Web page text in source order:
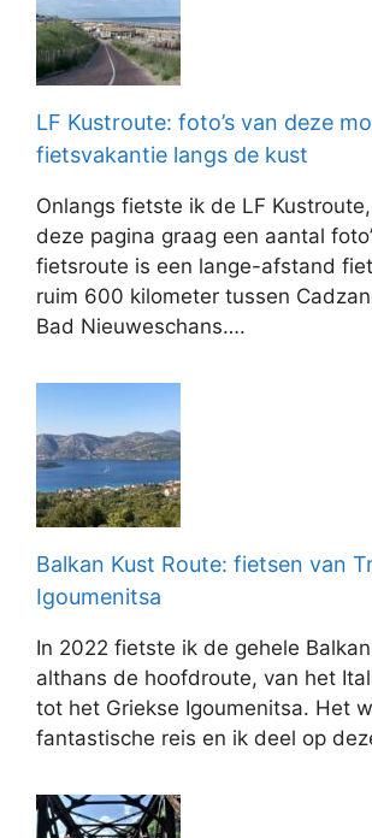
LF Kustroute: foto’s van deze
fietsvakantie langs de kust
Onlangs fietste ik de LF
deze pagina graag een aantal
fietsroute is een lange-afstand
ruim 600 kilometer tussen
Bad Nieuweschans….
Balkan Kust Route: fietsen van
Igoumenitsa
In 2022 fietste ik de gehele
althans de hoofdroute, van het
tot het Griekse Igoumenitsa. Het
fantastische reis en ik deel op